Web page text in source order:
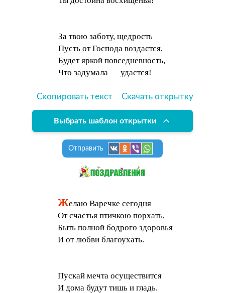
За твою заботу, щедрость
Пусть от Господа воздастся,
Будет яркой повседневность,
Что задумала — удастся!
Скопировать текст Скачать открытку
Выбрать шаблон открытки
Отправить
Желаю Варечке сегодня
От счастья птичкою порхать,
Быть полной бодрого здоровья
И от любви благоухать.
Пускай мечта осуществится
И дома будут тишь и гладь.